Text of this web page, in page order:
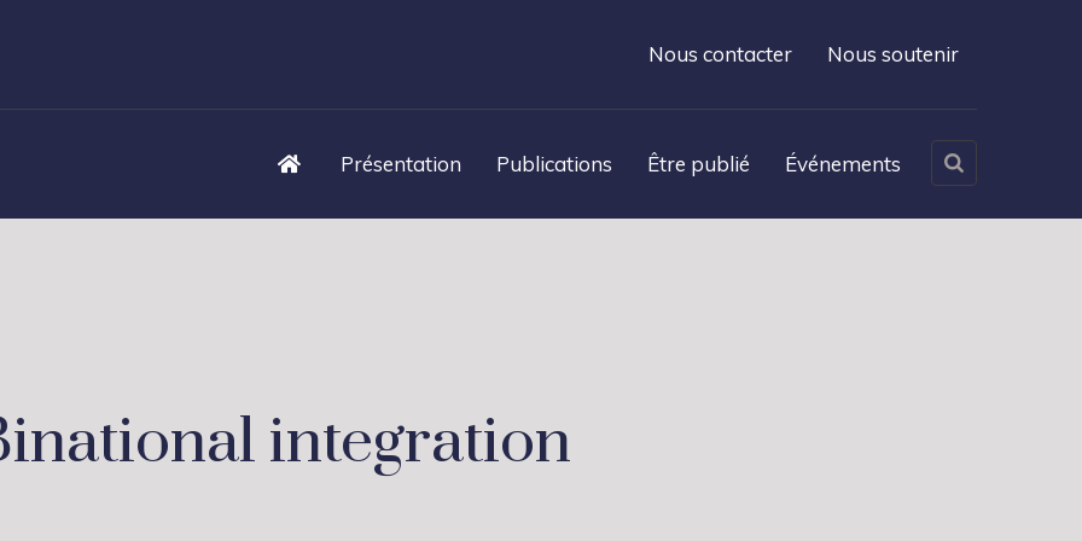
Nous contacter Nous soutenir
Présentation Publications Être publié Événements
integration